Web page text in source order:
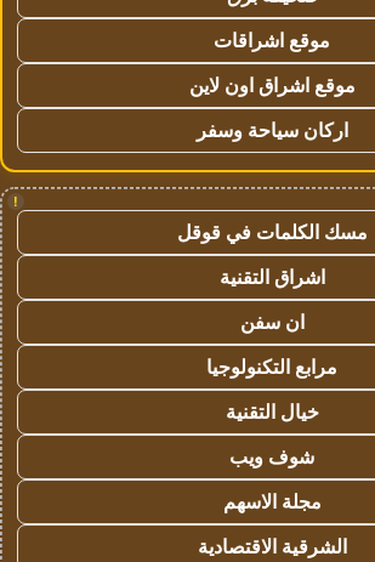
موقع اشراقات
موقع اشراق اون لاين
اركان سياحة وسفر
!
مسك الكلمات في قوقل
اشراق التقنية
ان سفن
مرابع التكنولوجيا
خيال التقنية
شوف ويب
مجلة الاسهم
الشرقية الاقتصادية